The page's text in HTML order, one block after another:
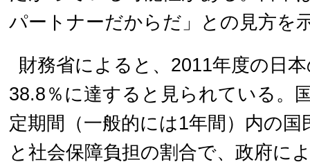
パートナーだからだ」との見方を
財務省によると、2011年度の日
38.8％に達すると見られている。
定期間（一般的には1年間）内の
と社会保障負担の割合で、政府に